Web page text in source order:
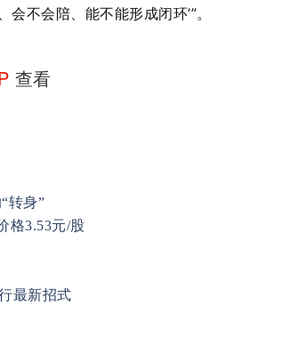
不会陪、能不能形成闭环’”。
查看
转身”
格3.53元/股
最新招式